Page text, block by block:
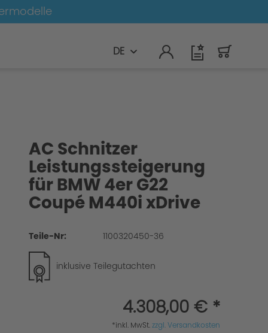
DE
AC Schnitzer
Leistungssteigerung
für BMW 4er G22
Coupé M440i xDrive
Teile-Nr: 1100320450-36
inklusive Teilegutachten
4.308,00 € *
*inkl. MwSt.zzgl. Versandkosten